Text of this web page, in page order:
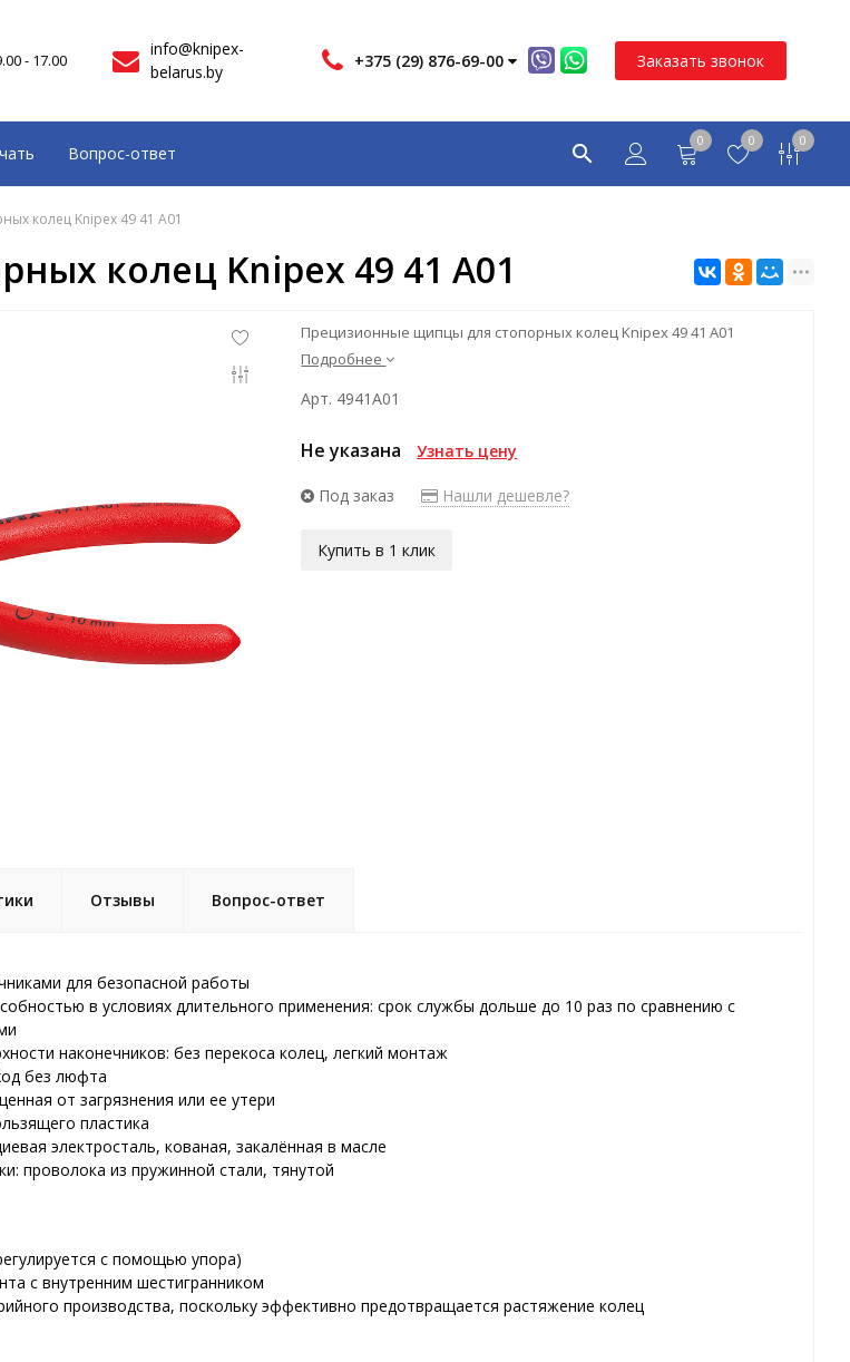
- 17.00
info@knipex-
belarus.by
+375 (29) 876-69-00 Заказать звонок
Вопрос-ответ
0 0 0
колец Knipex 49 41 A01
колец Knipex 49 41 A01
Прецизионные щипцы для стопорных колец Knipex 49 41 A01
Подробнее
Арт. 4941A01
Не указана Узнать цену
Под заказ Нашли дешевле?
Купить в 1 клик
Отзывы Вопрос-ответ
для безопасной работы
в условиях длительного применения: срок службы дольше до 10 раз по сравнению с
наконечников: без перекоса колец, легкий монтаж
без люфта
от загрязнения или ее утери
пластика
электросталь, кованая, закалённая в масле
проволока из пружинной стали, тянутой
с помощью упора)
с внутренним шестигранником
производства, поскольку эффективно предотвращается растяжение колец